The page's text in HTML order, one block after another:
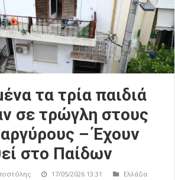
τα τρία παιδιά
σε τρώγλη στους
– Έχουν
στο Παίδων
17/05/2026 13:31 Ελλάδα